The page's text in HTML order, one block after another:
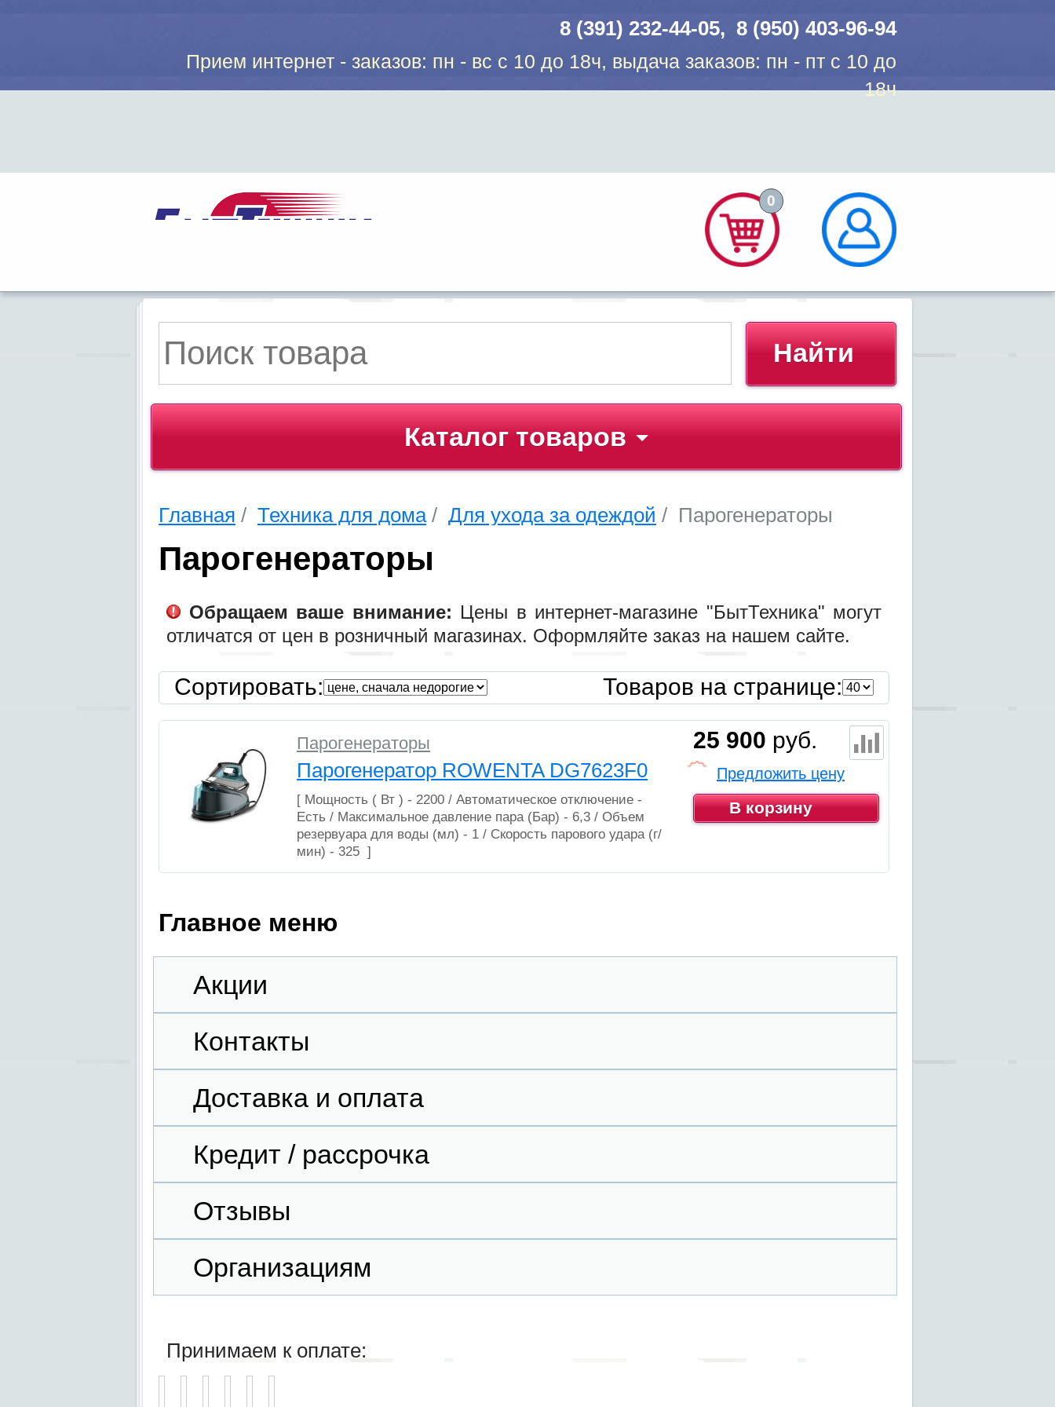
8 (391) 232-44-05, 8 (950) 403-96-94
Прием интернет - заказов: пн - вс с 10 до 18ч, выдача заказов: пн - пт с 10 до
18ч
0
Найти
Каталог товаров
Главная / Техника для дома/ Для ухода за одеждой / Парогенераторы
Парогенераторы
Обращаем ваше внимание: Цены в интернет-магазине "БытТехника" могут
отличатся от цен в розничный магазинах. Оформляйте заказ на нашем сайте.
Сортировать: Товаров на странице:
Парогенераторы
Парогенератор ROWENTA DG7623F0
[ Мощность ( Вт ) - 2200 / Автоматическое отключение -
Есть / Максимальное давление пара (Бар) - 6,3 / Объем
резервуара для воды (мл) - 1 / Скорость парового удара (г/
мин) - 325 ]
25 900 руб.
Предложить цену
В корзину
Главное меню
Акции
Контакты
Доставка и оплата
Кредит / рассрочка
Отзывы
Организациям
Принимаем к оплате: